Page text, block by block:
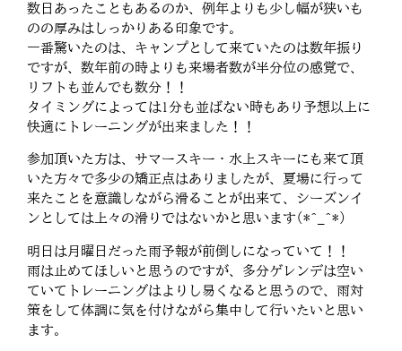
数日あったこともあるのか、例年よりも少し幅が狭いも
のの厚みはしっかりある印象です。
一番驚いたのは、キャンプとして来ていたのは数年振り
ですが、数年前の時よりも来場者数が半分位の感覚で、
リフトも並んでも数分！！
タイミングによっては1分も並ばない時もあり予想以上に
快適にトレーニングが出来ました！！
参加頂いた方は、サマースキー・水上スキーにも来て頂
いた方々で多少の矯正点はありましたが、夏場に行って
来たことを意識しながら滑ることが出来て、シーズンイ
ンとしては上々の滑りではないかと思います(*^_^*)
明日は月曜日だった雨予報が前倒しになっていて！！
雨は止めてほしいと思うのですが、多分ゲレンデは空い
ていてトレーニングはよりし易くなると思うので、雨対
策をして体調に気を付けながら集中して行いたいと思い
ます。